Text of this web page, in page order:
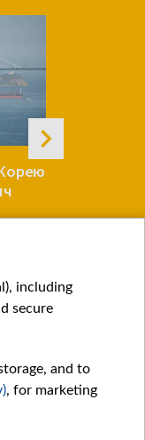
including
secure
and to
, for marketing